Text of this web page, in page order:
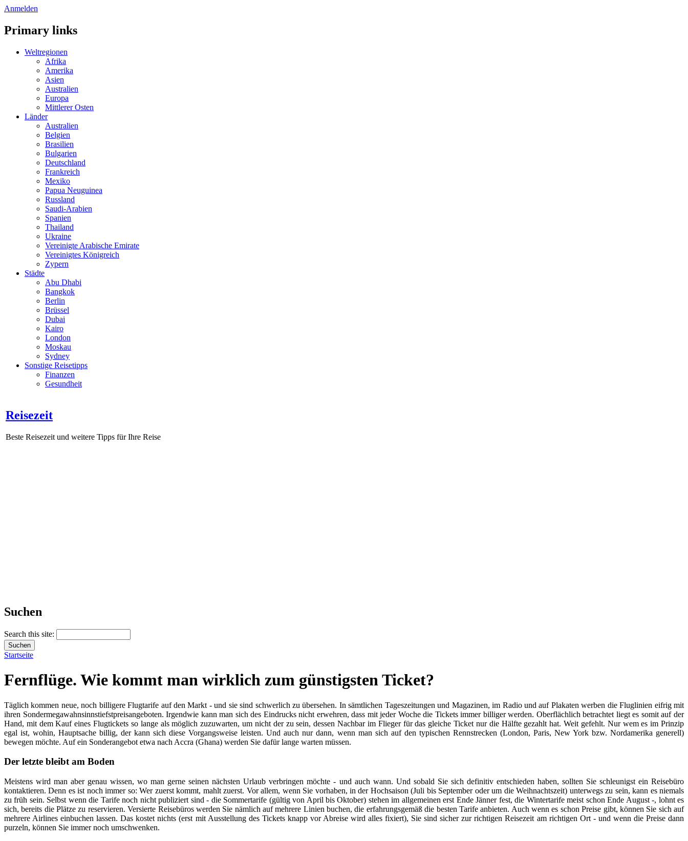
Anmelden
Primary links
Weltregionen
Afrika
Amerika
Asien
Australien
Europa
Mittlerer Osten
Länder
Australien
Belgien
Brasilien
Bulgarien
Deutschland
Frankreich
Mexiko
Papua Neuguinea
Russland
Saudi-Arabien
Spanien
Thailand
Ukraine
Vereinigte Arabische Emirate
Vereinigtes Königreich
Zypern
Städte
Abu Dhabi
Bangkok
Berlin
Brüssel
Dubai
Kairo
London
Moskau
Sydney
Sonstige Reisetipps
Finanzen
Gesundheit
Reisezeit
Beste Reisezeit und weitere Tipps für Ihre Reise
Suchen
Search this site:
Startseite
Fernflüge. Wie kommt man wirklich zum günstigsten Ticket?
Täglich kommen neue, noch billigere Flugtarife auf den Markt - und sie sind schwerlich zu übersehen. In sämtlichen Tageszeitungen und Magazinen, im Radio und auf Plakaten werben die Fluglinien eifrig mit
ihren Sondermegawahnsinnstiefstpreisangeboten. Irgendwie kann man sich des Eindrucks nicht erwehren, dass mit jeder Woche die Tickets immer billiger werden. Oberflächlich betrachtet liegt es somit auf der
Hand, mit dem Kauf eines Flugtickets so lange als möglich zuzuwarten, um nicht der zu sein, dessen Nachbar im Flieger für das gleiche Ticket nur die Hälfte gezahlt hat. Weit gefehlt. Nur wem es im Prinzip
egal ist, wohin, Hauptsache billig, der kann sich diese Vorgangsweise leisten. Und auch nur dann, wenn man sich auf den typischen Rennstrecken (London, Paris, New York bzw. Nordamerika generell)
bewegen möchte. Auf ein Sonderangebot etwa nach Accra (Ghana) werden Sie dafür lange warten müssen.
Der letzte bleibt am Boden
Meistens wird man aber genau wissen, wo man gerne seinen nächsten Urlaub verbringen möchte - und auch wann. Und sobald Sie sich definitiv entschieden haben, sollten Sie schleunigst ein Reisebüro
kontaktieren. Denn es ist noch immer so: Wer zuerst kommt, mahlt zuerst. Vor allem, wenn Sie vorhaben, in der Hochsaison (Juli bis September oder um die Weihnachtszeit) unterwegs zu sein, kann es niemals
zu früh sein. Selbst wenn die Tarife noch nicht publiziert sind - die Sommertarife (gültig von April bis Oktober) stehen im allgemeinen erst Ende Jänner fest, die Wintertarife meist schon Ende August -, lohnt es
sich, bereits die Plätze zu reservieren. Versierte Reisebüros werden Sie nämlich auf mehrere Linien buchen, die erfahrungsgemäß die besten Tarife anbieten. Auch wenn es schon Preise gibt, können Sie sich auf
mehrere Airlines einbuchen lassen. Das kostet nichts (erst mit Ausstellung des Tickets knapp vor Abreise wird alles fixiert), Sie sind sicher zur richtigen Reisezeit am richtigen Ort - und wenn die Preise dann
purzeln, können Sie immer noch umschwenken.